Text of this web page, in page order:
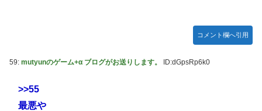
コメント欄へ引用
59: mutyunのゲーム+α ブログがお送りします。 ID:dGpsRp6k0
>>55
最悪や